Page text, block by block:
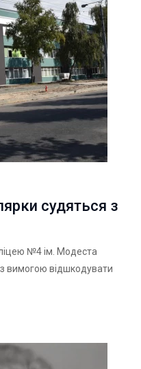
судяться з
№4 ім. Модеста
вимогою відшкодувати